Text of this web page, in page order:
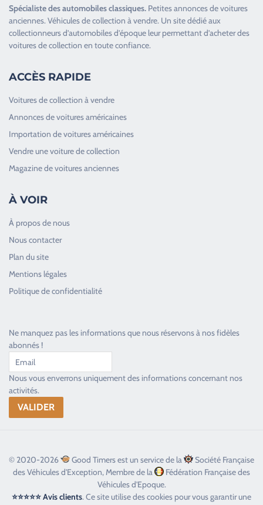
Spécialiste desautomobiles classiques. Petites annonces devoitures
anciennes.Véhicules de collection à vendre. Un site dédié aux
collectionneurs d’automobiles d’époque leur permettant d’acheter des
voitures de collection en toute confiance.
ACCÈS RAPIDE
Voitures de collection à vendre
Annonces de voitures américaines
Importation de voitures américaines
Vendre une voiture de collection
Magazine de voitures anciennes
À VOIR
À propos de nous
Nous contacter
Plan du site
Mentions légales
Politique de confidentialité
Ne manquez pas les informations que nous réservons à nos fidèles
abonnés !
Nous vous enverrons uniquement des informations concernant nos
activités.
© 2020-2026 Good Timers est un service de la
Société Française
des Véhicules d'Exception, Membre de la
Fédération Française des
Véhicules d'Epoque.
⭐⭐⭐⭐⭐ Avis clients. Ce site utilise des cookies pour vous garantir une
Toujours heureux d'aider les passionnés